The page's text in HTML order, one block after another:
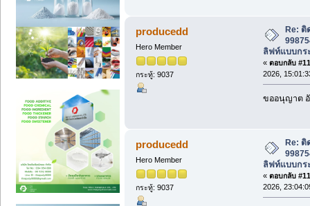
producedd
Hero Member
กระทู้: 9037
Re: ติ
ลิฟท์แบบกร
« ตอบกลับ
2026,
ขออนุญาต
producedd
Hero Member
กระทู้: 9037
Re: ติ
ลิฟท์แบบกร
« ตอบกลับ
2026,